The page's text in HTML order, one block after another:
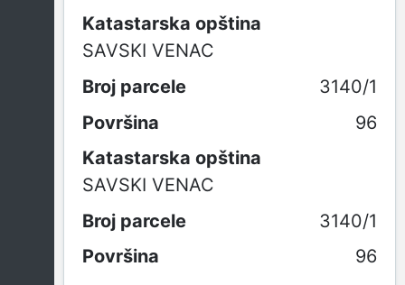
Katastarska opština
SAVSKI VENAC
3140/1
96
Katastarska opština
SAVSKI VENAC
3140/1
96